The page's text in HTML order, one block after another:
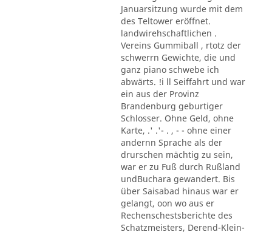
Januarsitzung wurde mit dem
des Teltower eröffnet.
landwirehschaftlichen .
Vereins Gummiball , rtotz der
schwerrn Gewichte, die und
ganz piano schwebe ich
abwärts. !i ll Seiffahrt und war
ein aus der Provinz
Brandenburg geburtiger
Schlosser. Ohne Geld, ohne
Karte, .' .'- . , - - ohne einer
andernn Sprache als der
drurschen mächtig zu sein,
war er zu Fuß durch Rußland
undBuchara gewandert. Bis
über Saisabad hinaus war er
gelangt, oon wo aus er
Rechenschestsberichte des
Schatzmeisters, Derend-Klein-